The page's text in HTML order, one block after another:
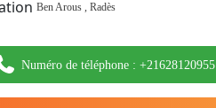
Ben Arous ,Radès
Numéro de téléphone :+21628120955